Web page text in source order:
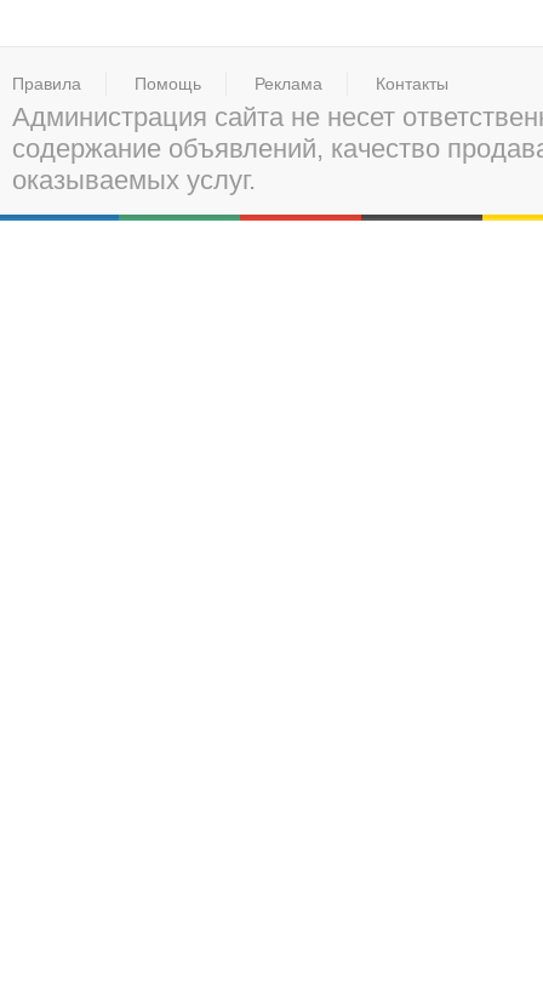
Правила Помощь Реклама Контакты
Администрация сайта не несет
содержание объявлений, качество
оказываемых услуг.